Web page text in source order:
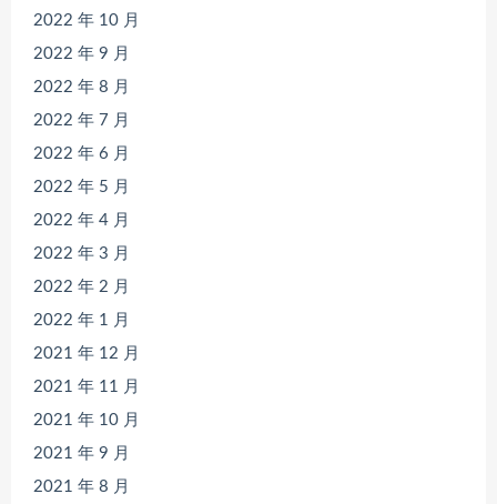
2022 年 10 月
2022 年 9 月
2022 年 8 月
2022 年 7 月
2022 年 6 月
2022 年 5 月
2022 年 4 月
2022 年 3 月
2022 年 2 月
2022 年 1 月
2021 年 12 月
2021 年 11 月
2021 年 10 月
2021 年 9 月
2021 年 8 月